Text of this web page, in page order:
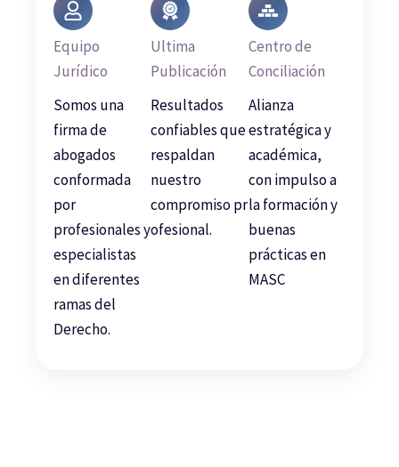
Equipo
Jurídico
Somos una
firma de
abogados
conformada
por
profesionales y
especialistas
en diferentes
ramas del
Derecho.
Ultima
Publicación
Resultados
confiables que
respaldan
nuestro
compromiso pr
ofesional.
Centro de
Conciliación
Alianza
estratégica y
académica,
con impulso a
la formación y
buenas
prácticas en
MASC